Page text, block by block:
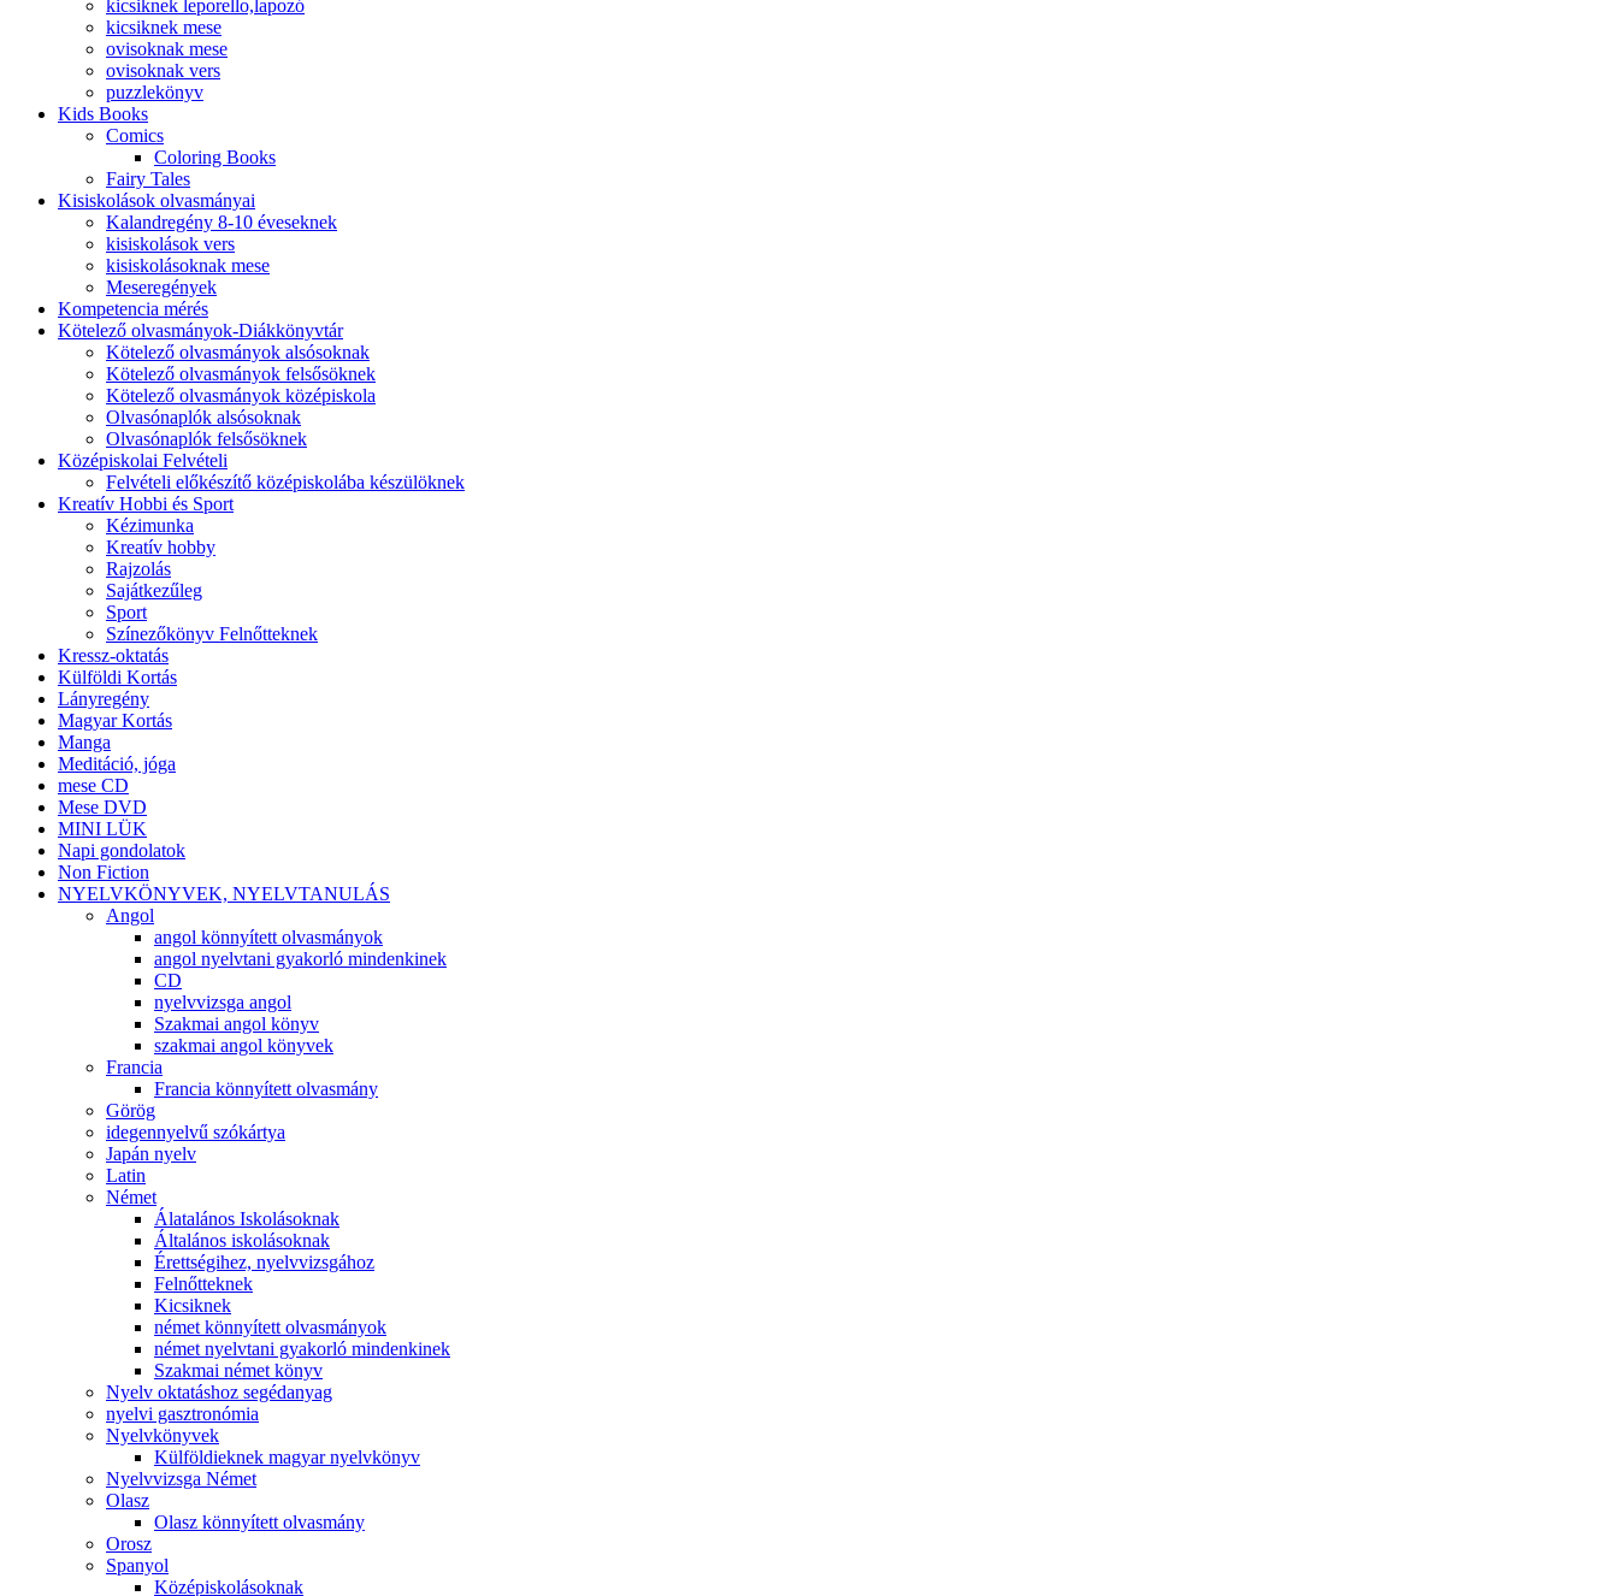
kicsiknek leporello,lapozó
kicsiknek mese
ovisoknak mese
ovisoknak vers
puzzlekönyv
Kids Books
Comics
Coloring Books
Fairy Tales
Kisiskolások olvasmányai
Kalandregény 8-10 éveseknek
kisiskolások vers
kisiskolásoknak mese
Meseregények
Kompetencia mérés
Kötelező olvasmányok-Diákkönyvtár
Kötelező olvasmányok alsósoknak
Kötelező olvasmányok felsősöknek
Kötelező olvasmányok középiskola
Olvasónaplók alsósoknak
Olvasónaplók felsősöknek
Középiskolai Felvételi
Felvételi előkészítő középiskolába készülöknek
Kreatív Hobbi és Sport
Kézimunka
Kreatív hobby
Rajzolás
Sajátkezűleg
Sport
Színezőkönyv Felnőtteknek
Kressz-oktatás
Külföldi Kortás
Lányregény
Magyar Kortás
Manga
Meditáció, jóga
mese CD
Mese DVD
MINI LÜK
Napi gondolatok
Non Fiction
NYELVKÖNYVEK, NYELVTANULÁS
Angol
angol könnyített olvasmányok
angol nyelvtani gyakorló mindenkinek
CD
nyelvvizsga angol
Szakmai angol könyv
szakmai angol könyvek
Francia
Francia könnyített olvasmány
Görög
idegennyelvű szókártya
Japán nyelv
Latin
Német
Álatalános Iskolásoknak
Általános iskolásoknak
Érettségihez, nyelvvizsgához
Felnőtteknek
Kicsiknek
német könnyített olvasmányok
német nyelvtani gyakorló mindenkinek
Szakmai német könyv
Nyelv oktatáshoz segédanyag
nyelvi gasztronómia
Nyelvkönyvek
Külföldieknek magyar nyelvkönyv
Nyelvvizsga Német
Olasz
Olasz könnyített olvasmány
Orosz
Spanyol
Középiskolásoknak